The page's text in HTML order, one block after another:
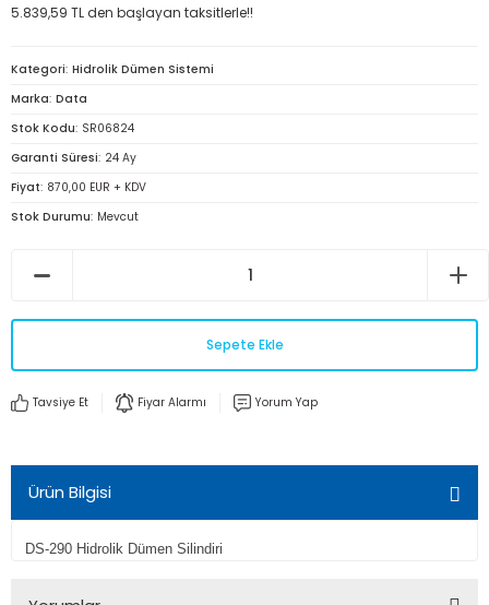
5.839,59 TL den başlayan taksitlerle!!
Kategori Hidrolik Dümen Sistemi
Marka Data
Stok Kodu SR06824
Garanti Süresi 24 Ay
Fiyat 870,00 EUR + KDV
Stok Durumu Mevcut
Sepete Ekle
Tavsiye Et Fiyar Alarmı Yorum Yap
Ürün Bilgisi
DS-290 Hidrolik Dümen Silindiri